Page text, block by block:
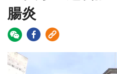
腸炎
Video
Player